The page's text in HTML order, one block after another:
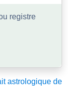
registre
astrologique de